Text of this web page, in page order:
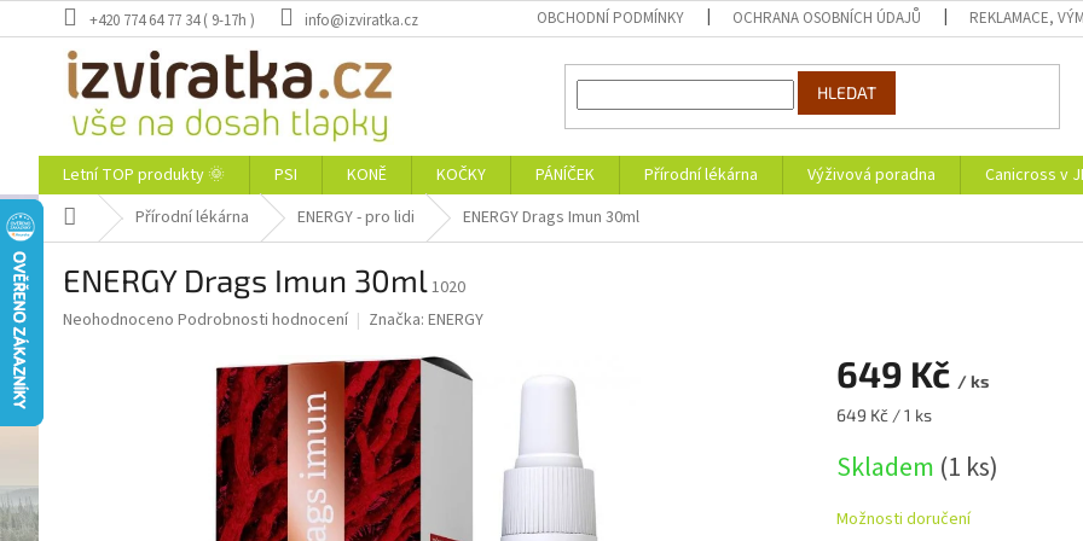
na
+420 774 64 77 34 ( 9-17h ) info@izviratka.cz OBCHODNÍ PODMÍNKY OCHRANA OSOBNÍCH ÚDAJŮ REKLAMACE,
HLEDAT
Letní TOP produkty 🌞 PSI KONĚ KOČKY PÁNÍČEK Přírodní lékárna Výživová poradna Canicross v
Domů Přírodní lékárna ENERGY - pro lidi ENERGY Drags Imun 30ml
ENERGY Drags Imun 30ml1020
Průměrné
Neohodnoceno Podrobnosti hodnocení Značka: ENERGY
649 Kč / ks
Měrná
649 Kč / 1 ks
Skladem (1 ks)
Možnosti doručení